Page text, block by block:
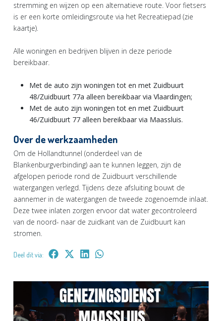
stremming en wijzen op een alternatieve route. Voor fietsers
is er een korte omleidingsroute via het Recreatiepad (zie
kaartje).
Alle woningen en bedrijven blijven in deze periode
bereikbaar.
Met de auto zijn woningen tot en met Zuidbuurt
48/Zuidbuurt 77a alleen bereikbaar via Vlaardingen;
Met de auto zijn woningen tot en met Zuidbuurt
46/Zuidbuurt 77 alleen bereikbaar via Maassluis.
Over de werkzaamheden
Om de Hollandtunnel (onderdeel van de
Blankenburgverbinding) aan te kunnen leggen, zijn de
afgelopen periode rond de Zuidbuurt verschillende
watergangen verlegd. Tijdens deze afsluiting bouwt de
aannemer in de watergangen de tweede zogenoemde inlaat.
Deze twee inlaten zorgen ervoor dat water gecontroleerd
van de noord- naar de zuidkant van de Zuidbuurt kan
stromen.
Deel dit via: